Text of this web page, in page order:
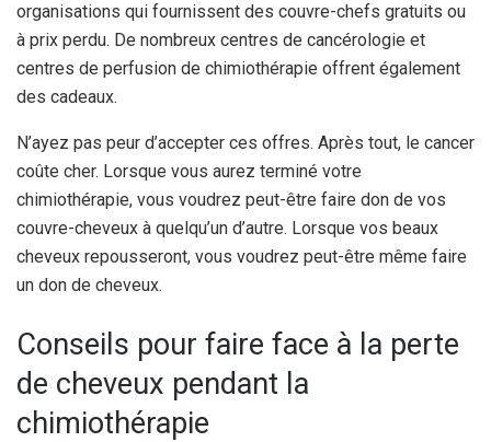
organisations qui fournissent des couvre-chefs gratuits ou
à prix perdu. De nombreux centres de cancérologie et
centres de perfusion de chimiothérapie offrent également
des cadeaux.
N’ayez pas peur d’accepter ces offres. Après tout, le cancer
coûte cher. Lorsque vous aurez terminé votre
chimiothérapie, vous voudrez peut-être faire don de vos
couvre-cheveux à quelqu’un d’autre. Lorsque vos beaux
cheveux repousseront, vous voudrez peut-être même faire
un don de cheveux.
Conseils pour faire face à la perte
de cheveux pendant la
chimiothérapie